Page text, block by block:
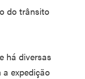
do trânsito
há diversas
expedição